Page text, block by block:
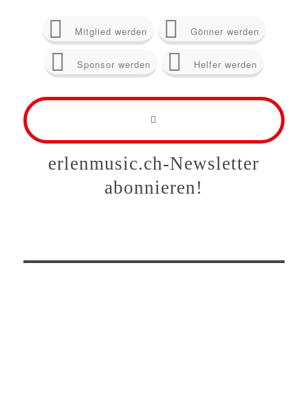
Mitglied werden Gönner werden
Sponsor werden Helfer werden
erlenmusic.ch-Newsletter
abonnieren!